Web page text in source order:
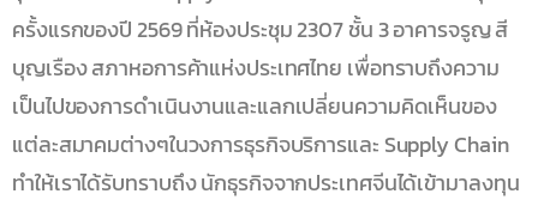
ครั้งแรกของปี 2569 ที่ห้องประชุม 2307 ชั้น 3 อาคารจรูญ สี
บุญเรือง สภาหอการค้าแห่งประเทศไทย เพื่อทราบถึงความ
เป็นไปของการดำเนินงานและแลกเปลี่ยนความคิดเห็นของ
แต่ละสมาคมต่างๆในวงการธุรกิจบริการและ Supply Chain
ทำให้เราได้รับทราบถึง นักธุรกิจจากประเทศจีนได้เข้ามาลงทุน